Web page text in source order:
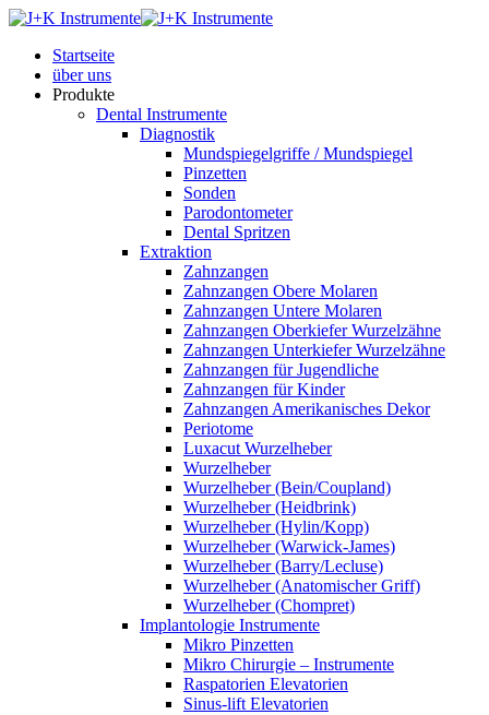
Startseite
über uns
Produkte
Dental Instrumente
Diagnostik
Mundspiegelgriffe / Mundspiegel
Pinzetten
Sonden
Parodontometer
Dental Spritzen
Extraktion
Zahnzangen
Zahnzangen Obere Molaren
Zahnzangen Untere Molaren
Zahnzangen Oberkiefer Wurzelzähne
Zahnzangen Unterkiefer Wurzelzähne
Zahnzangen für Jugendliche
Zahnzangen für Kinder
Zahnzangen Amerikanisches Dekor
Periotome
Luxacut Wurzelheber
Wurzelheber
Wurzelheber (Bein/Coupland)
Wurzelheber (Heidbrink)
Wurzelheber (Hylin/Kopp)
Wurzelheber (Warwick-James)
Wurzelheber (Barry/Lecluse)
Wurzelheber (Anatomischer Griff)
Wurzelheber (Chompret)
Implantologie Instrumente
Mikro Pinzetten
Mikro Chirurgie – Instrumente
Raspatorien Elevatorien
Sinus-lift Elevatorien